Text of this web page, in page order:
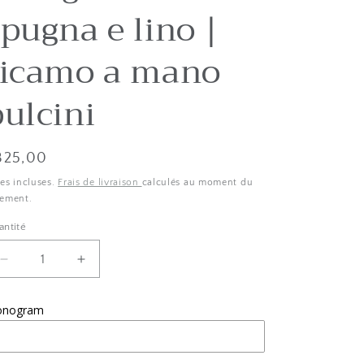
g
r
a
p
h
q
u
e lino |
a mano
incluses. Frais de livraison calculés au moment du
Diminuer
la
de
neonato
Augmenter
le
pour
neonato